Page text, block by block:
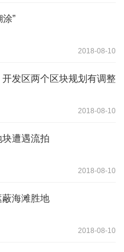
”
2018-08-10
发区两个区块规划有调整
2018-08-10
遭遇流拍
2018-08-10
海滩胜地
2018-08-10